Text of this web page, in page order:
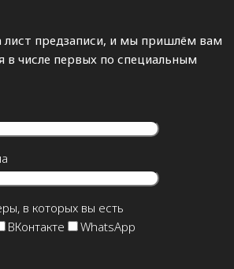
лист предзаписи, и мы пришлём вам
в числе первых по специальным
в которых вы есть
ВКонтакте
WhatsApp